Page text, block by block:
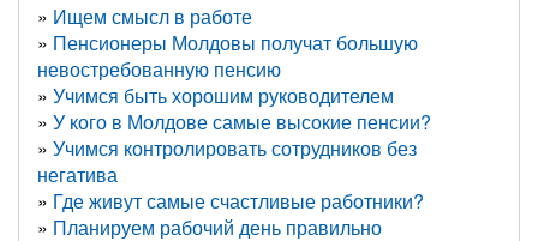
Ищем смысл в работе
Пенсионеры Молдовы получат большую
невостребованную пенсию
Учимся быть хорошим руководителем
У кого в Молдове самые высокие пенсии?
Учимся контролировать сотрудников без
негатива
Где живут самые счастливые работники?
Планируем рабочий день правильно